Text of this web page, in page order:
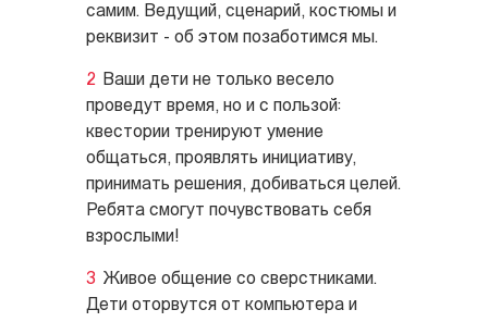
самим. Ведущий, сценарий, костюмы и
реквизит - об этом позаботимся мы.
Ваши дети не только весело
проведут время, но и с пользой:
квестории тренируют умение
общаться, проявлять инициативу,
принимать решения, добиваться целей.
Ребята смогут почувствовать себя
взрослыми!
Живое общение со сверстниками.
Дети оторвутся от компьютера и